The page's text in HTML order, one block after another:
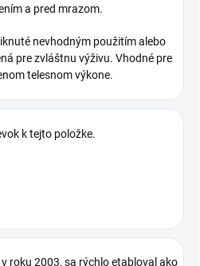
a pred mrazom.
nevhodným použitím alebo
pre zvláštnu výživu. Vhodné pre
telesnom výkone.
k tejto položke.
roku 2003, sa rýchlo etabloval ako